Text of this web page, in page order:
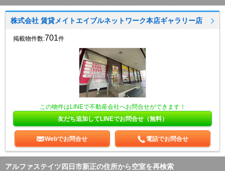
株式会社 賃貸メイトエイブルネットワーク本店ギャラリー店
掲載物件数:701件
この物件はLINEで不動産会社へお問合せができます！
友だち追加してLINEでお問合せ（無料）
Webでお問合せ 電話でお問合せ
アルファステイツ四日市新正の住所から空室を再検索